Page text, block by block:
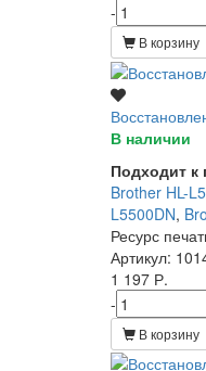
-
В корзину
В наличии
Подходит к
Brother HL-
L5500DN,
Ресурс
Артикул:
1 197 Р.
-
В корзину